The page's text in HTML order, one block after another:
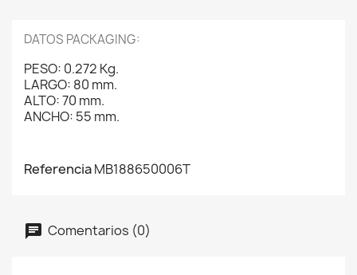
DATOS PACKAGING:
PESO: 0.272 Kg.
LARGO: 80 mm.
ALTO: 70 mm.
ANCHO: 55 mm.
ReferenciaMB188650006T
Comentarios (0)